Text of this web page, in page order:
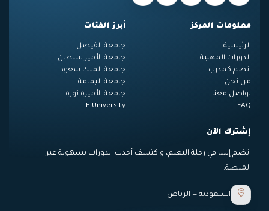
معلومات المركز
الرئيسية
الدورات المهنية
انضم كمدرب
من نحن
تواصل معنا
FAQ
أبرز الفئات
جامعة الفيصل
جامعة الأمير سلطان
جامعة الملك سعود
جامعة اليمامة
جامعة الأميرة نورة
IE University
إشترك الآن
انضم إلينا في رحلة التعلم، واكتشف أحدث الدورات بسهولة عبر
المنصة.
السعودية — الرياض